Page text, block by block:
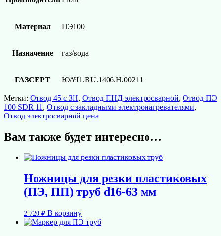
Материал ПЭ100
Назначение газ/вода
ГАЗСЕРТ ЮАЧ1.RU.1406.Н.00211
Метки: Отвод 45 с ЗН, Отвод ПНД электросварной, Отвод ПЭ
100 SDR 11 , Отвод с закладными электронагревателями,
Отвод электросварной цена
Вам также будет интересно…
Ножницы для резки пластиковых
(ПЭ, ПП) труб d16-63 мм
2 720 ₽ В корзину